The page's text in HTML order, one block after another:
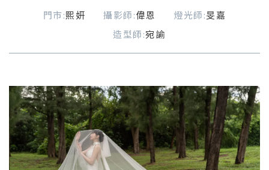
門市:熙妍 攝影師:偉恩 燈光師:旻嘉
造型師:宛諭